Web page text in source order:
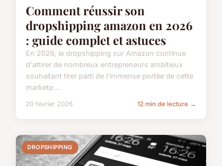
Comment réussir son
dropshipping amazon en 2026
: guide complet et astuces
En 2026, le dropshipping sur Amazon continue
d'attirer de nombreux entrepreneurs ambitieux
souhaitant tirer parti de l'immense portée de cette
marketp...
20 février 2026 12 min de lecture →
DROPSHIPPING